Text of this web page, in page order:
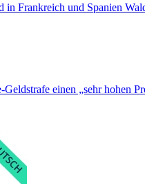
Frankreich und Spanien
einen „sehr hohen